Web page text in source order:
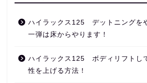
ハイラックス125 デットニングを
一弾は床からやります！
ハイラックス125 ボディリフトし
性を上げる方法！